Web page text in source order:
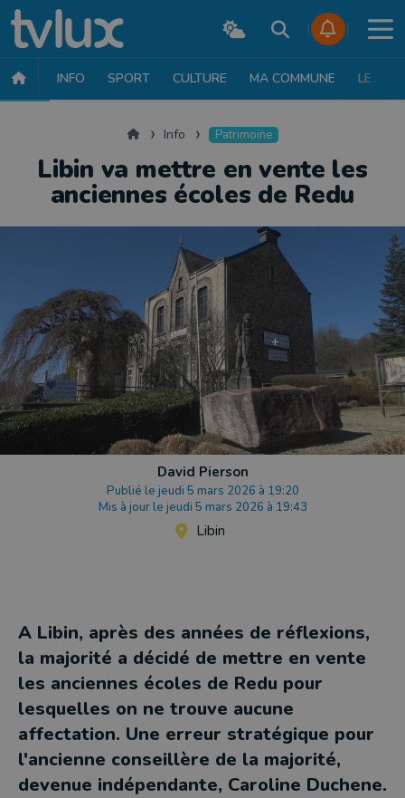
INFO SPORT CULTURE MA COMMUNE LE JT
AccueilInfo Patrimoine
Libin va mettre en vente les
anciennes écoles de Redu
David Pierson
Publié le jeudi 5 mars 2026 à 19:20
Mis à jour le jeudi 5 mars 2026 à 19:43
Libin
A Libin, après des années de réflexions,
la majorité a décidé de mettre en vente
les anciennes écoles de Redu pour
lesquelles on ne trouve aucune
affectation. Une erreur stratégique pour
l'ancienne conseillère de la majorité,
devenue indépendante, Caroline Duchene.